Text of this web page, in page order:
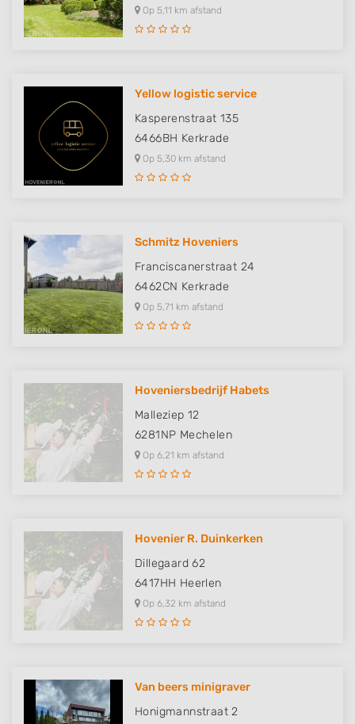
Op 5,11 km afstand
Yellow logistic service
Kasperenstraat 135
6466BH Kerkrade
Op 5,30 km afstand
Schmitz Hoveniers
Franciscanerstraat 24
6462CN Kerkrade
Op 5,71 km afstand
Hoveniersbedrijf Habets
Malleziep 12
6281NP Mechelen
Op 6,21 km afstand
Hovenier R. Duinkerken
Dillegaard 62
6417HH Heerlen
Op 6,32 km afstand
Van beers minigraver
Honigmannstraat 2